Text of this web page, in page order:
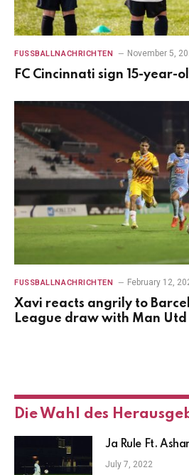
FUSSBALLNACHRICHTEN November 5,
FC Cincinnati sign 15-year-
FUSSBALLNACHRICHTEN February 12,
Xavi reacts angrily to
League draw with Man Utd
Die Wahl des
Ja Rule Ft.
July 7, 2022